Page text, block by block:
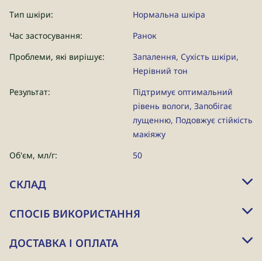
Тип шкіри:
Нормальна шкіра
Час застосування:
Ранок
Проблеми, які вирішує:
Запалення, Сухість шкіри,
Нерівний тон
Результат:
Підтримує оптимальний
рівень вологи, Запобігає
лущенню, Подовжує стійкість
макіяжу
Об'єм, мл/г:
50
СКЛАД
СПОСІБ ВИКОРИСТАННЯ
ДОСТАВКА І ОПЛАТА